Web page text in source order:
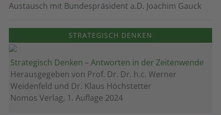
Austausch mit Bundespräsident a.D. Joachim Gauck
STRATEGISCH DENKEN
Strategisch Denken – Antworten in der Zeitenwende
Herausgegeben von Prof. Dr. Dr. h.c. Werner
Weidenfeld und Dr. Klaus Höchstetter
Nomos Verlag, 1. Auflage 2024